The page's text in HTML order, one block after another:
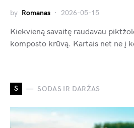
by Romanas 2026-05-15
Kiekvieną savaitę raudavau
komposto krūvą. Kartais net ne į
S SODAS IR DARŽAS